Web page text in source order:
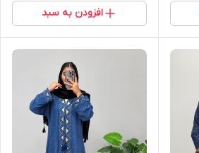
افزودن به سبد